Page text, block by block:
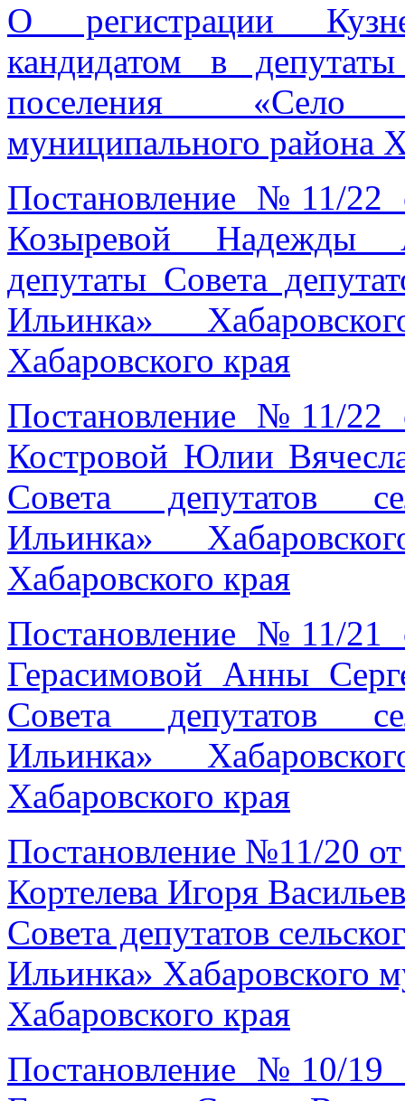
О регистрации
кандидатом в
поселения «Село
муниципального района
Постановление №11/22
Козыревой Надежды
депутаты Совета
Ильинка»
Хабаровского края
Постановление №11/22
Костровой Юлии
Совета депутатов
Ильинка»
Хабаровского края
Постановление №11/21
Герасимовой Анны
Совета депутатов
Ильинка»
Хабаровского края
Постановление №11/20
Кортелева Игоря
Совета депутатов
Ильинка» Хабаровского
Хабаровского края
Постановление №10/19